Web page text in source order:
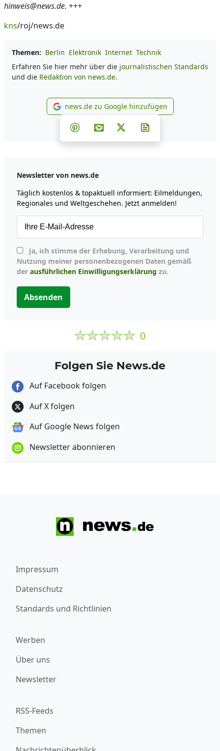
hinweis@news.de. +++
kns/roj/news.de
Themen: Berlin Elektronik Internet Technik
Erfahren Sie hier mehr über die journalistischen Standards
und die Redaktion von news.de.
news.de zu Google
news.de zu Google hinzufügen
Teilen auf Facebook
Teilen auf Whatsapp
Teilen auf Telegram
Teilen auf Pinterest
Per E-Mail teilen
Post auf X
Newsletter von news.de
Täglich kostenlos & topaktuell informiert: Eilmeldungen,
Regionales und Weltgeschehen. Jetzt anmelden!
Nutzung meiner personenbezogenen Daten gemäß
der ausführlichen Einwilligungserklärung zu.
Absenden
0
Folgen Sie News.de
Auf Facebook folgen
Auf X folgen
Auf Google News folgen
Newsletter abonnieren
Impressum
Datenschutz
Standards und Richtlinien
Werben
Über uns
Newsletter
RSS-Feeds
Themen